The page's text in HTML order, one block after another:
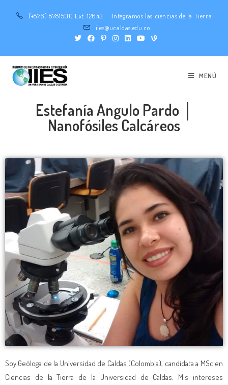
(+576) 8781500 Ext. 12643
Integramos las ciencias de la Tierra
iies@ucaldas.edu.co
MENÚ
Estefanía Angulo Pardo │
Nanofósiles Calcáreos
Soy Geóloga de la Universidad de Caldas (Colombia), candidata a MSc en
Ciencias de la Tierra de la Universidad de Caldas. Mis intereses